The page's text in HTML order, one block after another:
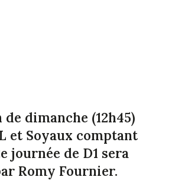
de dimanche (12h45)
et Soyaux comptant
journée de D1 sera
Romy Fournier.